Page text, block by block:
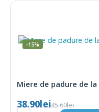
-15%
45.60lei
38.90lei